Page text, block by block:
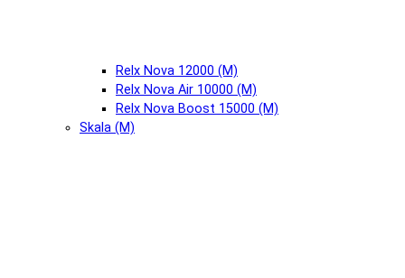
Relx Nova 12000 (М)
Relx Nova Air 10000 (М)
Relx Nova Boost 15000 (М)
Skala (М)